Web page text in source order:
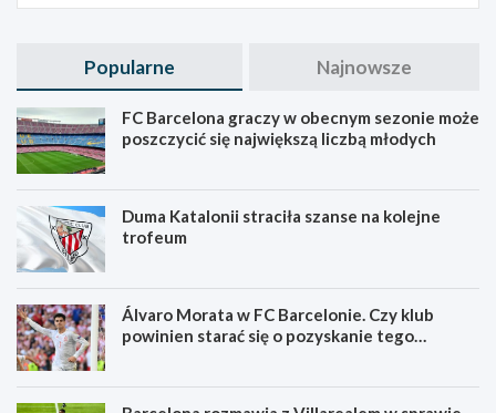
Popularne Najnowsze
FC Barcelona graczy w obecnym sezonie może
poszczycić się największą liczbą młodych
Duma Katalonii straciła szanse na kolejne
trofeum
Álvaro Morata w FC Barcelonie. Czy klub
powinien starać się o pozyskanie tego